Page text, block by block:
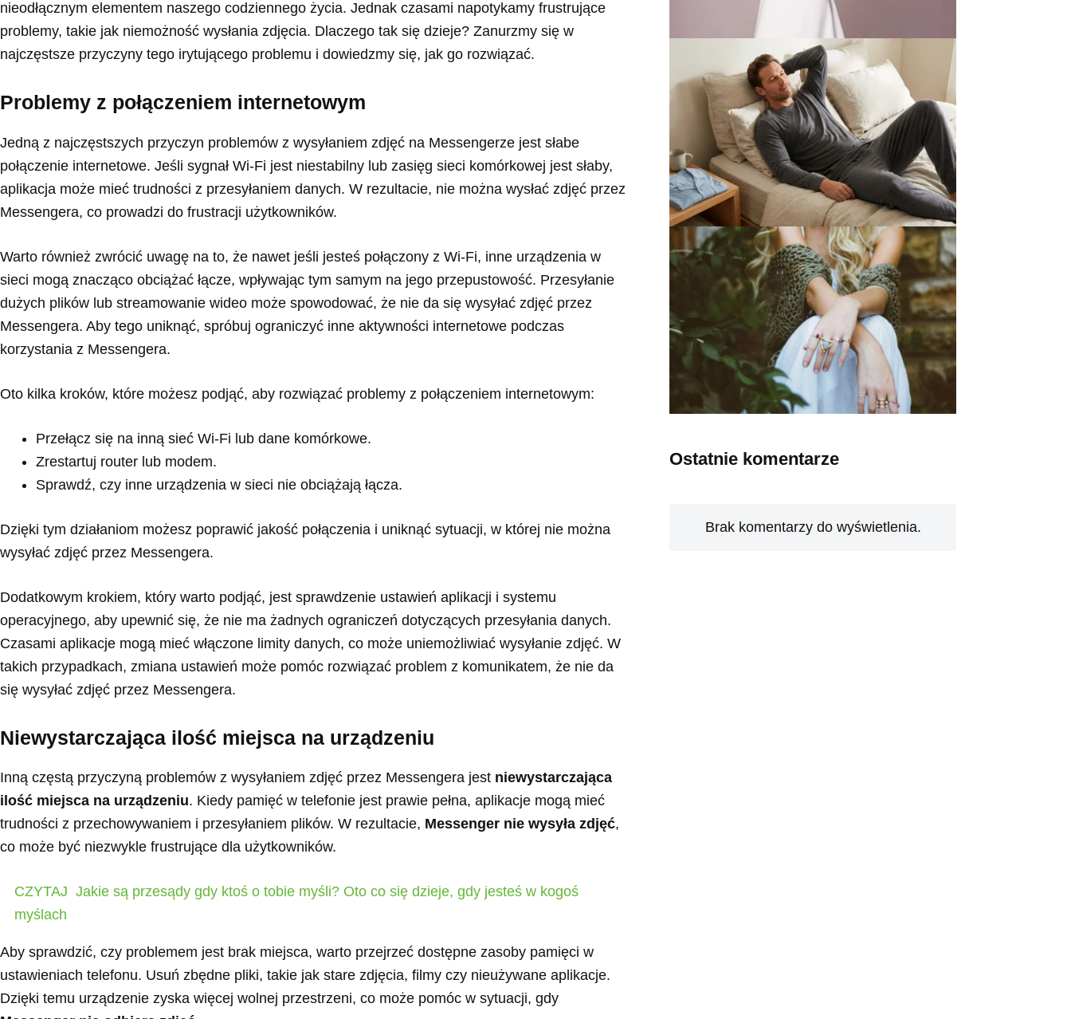
nieodłącznym elementem naszego codziennego życia. Jednak czasami napotykamy frustrujące
problemy, takie jak niemożność wysłania zdjęcia. Dlaczego tak się dzieje? Zanurzmy się w
najczęstsze przyczyny tego irytującego problemu i dowiedzmy się, jak go rozwiązać.
Problemy z połączeniem internetowym
Jedną z najczęstszych przyczyn problemów z wysyłaniem zdjęć na Messengerze jest słabe
połączenie internetowe. Jeśli sygnał Wi-Fi jest niestabilny lub zasięg sieci komórkowej jest słaby,
aplikacja może mieć trudności z przesyłaniem danych. W rezultacie, nie można wysłać zdjęć przez
Messengera, co prowadzi do frustracji użytkowników.
Warto również zwrócić uwagę na to, że nawet jeśli jesteś połączony z Wi-Fi, inne urządzenia w
sieci mogą znacząco obciążać łącze, wpływając tym samym na jego przepustowość. Przesyłanie
dużych plików lub streamowanie wideo może spowodować, że nie da się wysyłać zdjęć przez
Messengera. Aby tego uniknąć, spróbuj ograniczyć inne aktywności internetowe podczas
korzystania z Messengera.
Oto kilka kroków, które możesz podjąć, aby rozwiązać problemy z połączeniem internetowym:
Przełącz się na inną sieć Wi-Fi lub dane komórkowe.
Zrestartuj router lub modem.
Sprawdź, czy inne urządzenia w sieci nie obciążają łącza.
Dzięki tym działaniom możesz poprawić jakość połączenia i uniknąć sytuacji, w której nie można
wysyłać zdjęć przez Messengera.
Dodatkowym krokiem, który warto podjąć, jest sprawdzenie ustawień aplikacji i systemu
operacyjnego, aby upewnić się, że nie ma żadnych ograniczeń dotyczących przesyłania danych.
Czasami aplikacje mogą mieć włączone limity danych, co może uniemożliwiać wysyłanie zdjęć. W
takich przypadkach, zmiana ustawień może pomóc rozwiązać problem z komunikatem, że nie da
się wysyłać zdjęć przez Messengera.
Niewystarczająca ilość miejsca na urządzeniu
Inną częstą przyczyną problemów z wysyłaniem zdjęć przez Messengera jest niewystarczająca
ilość miejsca na urządzeniu. Kiedy pamięć w telefonie jest prawie pełna, aplikacje mogą mieć
trudności z przechowywaniem i przesyłaniem plików. W rezultacie, Messenger nie wysyła zdjęć,
co może być niezwykle frustrujące dla użytkowników.
CZYTAJ Jakie są przesądy gdy ktoś o tobie myśli? Oto co się dzieje, gdy jesteś w kogoś
myślach
Aby sprawdzić, czy problemem jest brak miejsca, warto przejrzeć dostępne zasoby pamięci w
ustawieniach telefonu. Usuń zbędne pliki, takie jak stare zdjęcia, filmy czy nieużywane aplikacje.
Dzięki temu urządzenie zyska więcej wolnej przestrzeni, co może pomóc w sytuacji, gdy
Ostatnie komentarze
Brak komentarzy do wyświetlenia.